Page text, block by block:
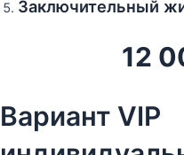
Заключительный
12
Вариант VIP